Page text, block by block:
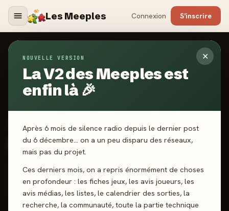
Les Meeples Connexion S'inscrire
✕
NOUVELLE VERSION
La V2 des Meeples est
enfin là 🎉
Après 6 mois de silence radio depuis le dernier post
du 6 décembre… on a un peu disparu des réseaux,
mais pas du projet.
Ces derniers mois, on a repris énormément de choses
en profondeur : les fiches jeux, les avis joueurs, les
avis médias, les listes, le calendrier des sorties, la
recherche, la communauté, toute la partie technique
Jeux/Traitres à Bord ! - One Piece
2026·SAVANA
Traitres à Bord ! - One
Piece
3-8 joueurs 10 ans+ 20 min Bluff
Déduction
Rôles Cachés
Gestion de Main